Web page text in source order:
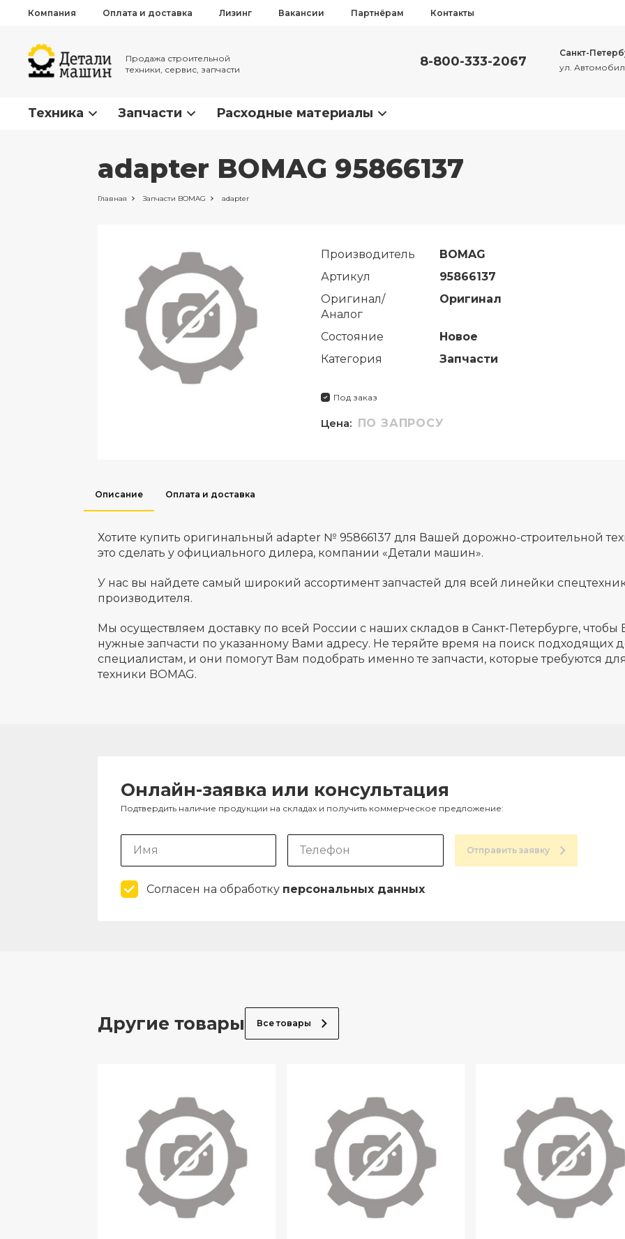
Компания Оплата и доставка Лизинг Вакансии Партнёрам Контакты
Продажа строительной
техники, сервис, запчасти
8-800-333-2067
Санкт-
ул.
Техника Запчасти Расходные материалы
adapter BOMAG 95866137
Главная Запчасти BOMAG adapter
Производитель
BOMAG
Артикул
95866137
Оригинал/
Аналог
Оригинал
Состояние
Новое
Категория
Запчасти
Под заказ
Цена: ПО ЗАПРОСУ
Описание Оплата и доставка
Хотите купить оригинальный adapter № 95866137 для Вашей дорожно-строительной
это сделать у официального дилера, компании «Детали машин».
У нас вы найдете самый широкий ассортимент запчастей для всей линейки
производителя.
Мы осуществляем доставку по всей России с наших складов в Санкт-Петербурге, чтобы
нужные запчасти по указанному Вами адресу. Не теряйте время на поиск подходящих
специалистам, и они помогут Вам подобрать именно те запчасти, которые требуются
техники BOMAG.
Онлайн-заявка или консультация
Подтвердить наличие продукции на складах и получить коммерческое предложение:
Отправить заявку
Согласен на обработку персональных данных
Другие товары Все товары